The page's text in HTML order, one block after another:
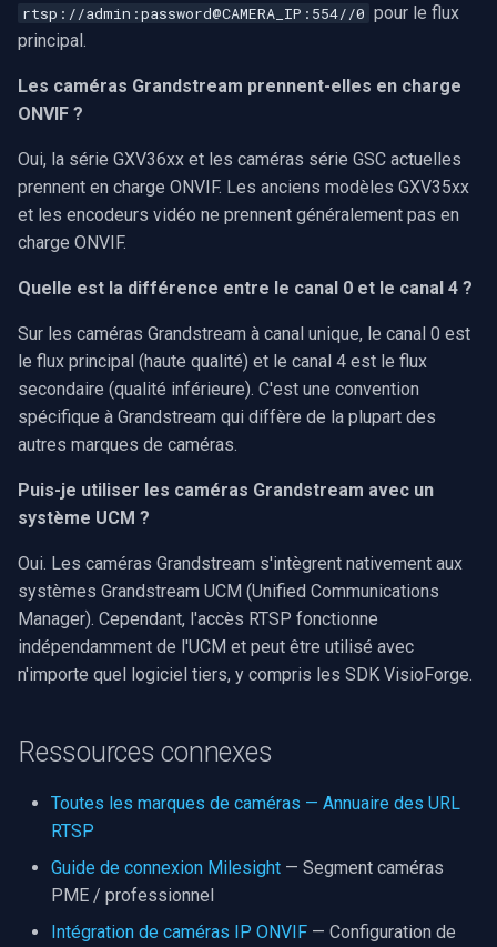
rtsp://admin:password@CAMERA_IP:554//0 pour le flux
principal.
Les caméras Grandstream prennent-elles en charge
ONVIF ?
Oui, la série GXV36xx et les caméras série GSC actuelles
prennent en charge ONVIF. Les anciens modèles GXV35xx
et les encodeurs vidéo ne prennent généralement pas en
charge ONVIF.
Quelle est la différence entre le canal 0 et le canal 4 ?
Sur les caméras Grandstream à canal unique, le canal 0 est
le flux principal (haute qualité) et le canal 4 est le flux
secondaire (qualité inférieure). C'est une convention
spécifique à Grandstream qui diffère de la plupart des
autres marques de caméras.
Puis-je utiliser les caméras Grandstream avec un
système UCM ?
Oui. Les caméras Grandstream s'intègrent nativement aux
systèmes Grandstream UCM (Unified Communications
Manager). Cependant, l'accès RTSP fonctionne
indépendamment de l'UCM et peut être utilisé avec
n'importe quel logiciel tiers, y compris les SDK VisioForge.
Ressources connexes
Toutes les marques de caméras — Annuaire des URL
RTSP
Guide de connexion Milesight — Segment caméras
PME / professionnel
Intégration de caméras IP ONVIF — Configuration de